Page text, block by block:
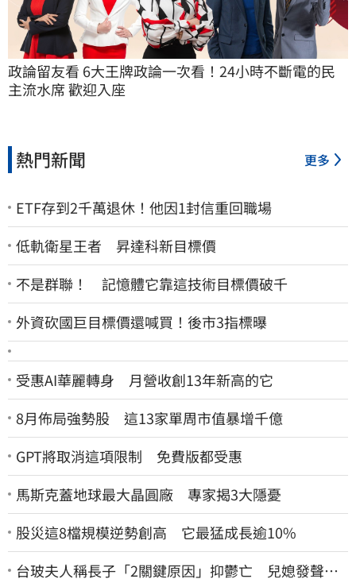
政論留友看 6大王牌政論一次看！24小時不斷電的民
主流水席 歡迎入座
熱門新聞 更多
ETF存到2千萬退休！他因1封信重回職場
低軌衛星王者 昇達科新目標價
不是群聯！ 記憶體它靠這技術目標價破千
外資砍國巨目標價還喊買！後市3指標曝
受惠AI華麗轉身 月營收創13年新高的它
8月佈局強勢股 這13家單周市值暴增千億
GPT將取消這項限制 免費版都受惠
馬斯克蓋地球最大晶圓廠 專家揭3大隱憂
股災這8檔規模逆勢創高 它最猛成長逾10%
台玻夫人稱長子「2關鍵原因」抑鬱亡 兒媳發聲打